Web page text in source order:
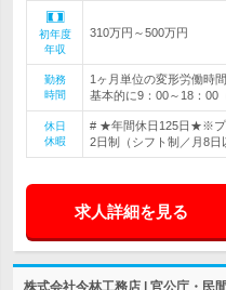
初年度
年収
310万円～500万円
勤務
時間
1ヶ月単位の変形労働時
基本的に9：00～18：00
休日
休暇
# ★年間休日125日★※プ
2日制（シフト制／月8日
求人詳細を見る
株式会社今林工務店 | 官公庁・民